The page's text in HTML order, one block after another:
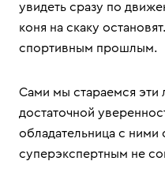
увидеть сразу по
коня на скаку
спортивным прошлым.
Сами мы стараемся эти
достаточной
обладательница с ними
суперэкспертным не